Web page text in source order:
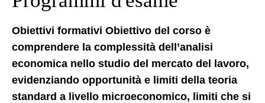
Obiettivi formativi Obiettivo del corso è
comprendere la complessità dell’analisi
economica nello studio del mercato del lavoro,
evidenziando opportunità e limiti della teoria
standard a livello microeconomico, limiti che si